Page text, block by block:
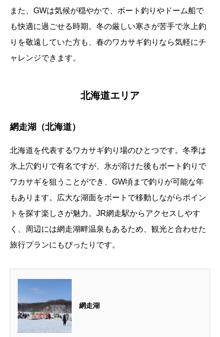
また、GWは気候が穏やかで、ボート釣りやドーム船で
も快適に過ごせる時期。冬の厳しい寒さが苦手で氷上釣
りを敬遠していた方も、春のワカサギ釣りなら気軽にチ
ャレンジできます。
北海道エリア
網走湖（北海道）
北海道を代表するワカサギ釣り場のひとつです。冬季は
氷上穴釣りで有名ですが、氷が溶けた後もボート釣りで
ワカサギを狙うことができ、GW頃まで釣りが可能な年
もあります。広大な湖面をボートで移動しながらポイン
トを探す楽しさが魅力。JR網走駅からアクセスしやす
く、周辺には網走湖畔温泉もあるため、観光と合わせた
旅行プランにもぴったりです。
網走湖